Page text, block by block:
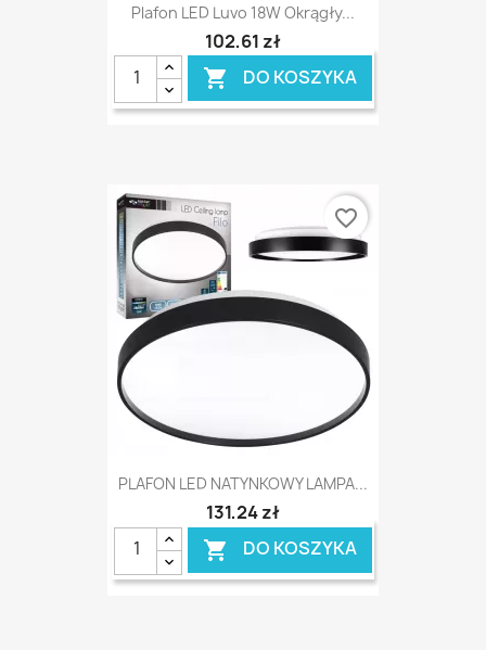
Plafon LED Luvo 18W Okrągły...
102,61 zł
 DO KOSZYKA
PLAFON LED NATYNKOWY LAMPA...
131,24 zł
 DO KOSZYKA
favorite_border